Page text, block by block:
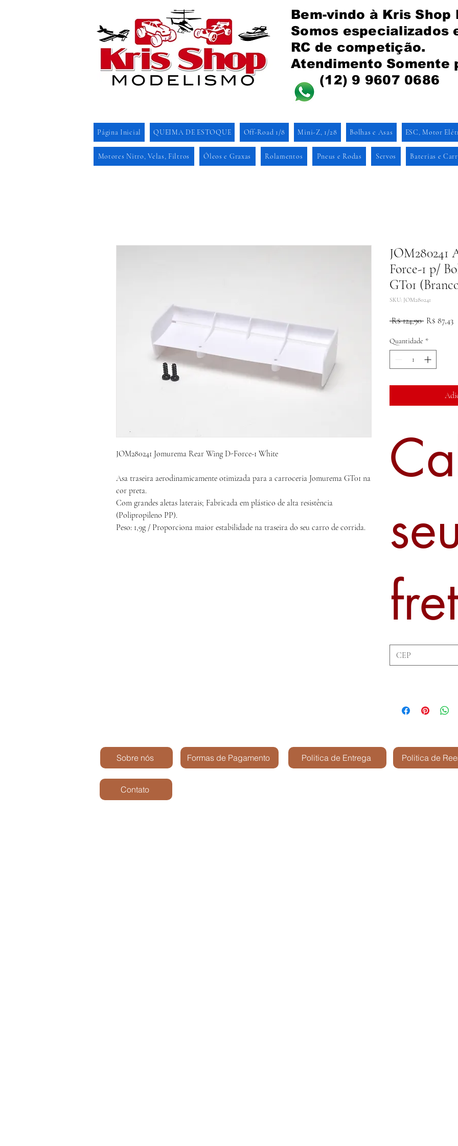
Bem-vindo à Kris Shop
Somos especializados
RC de competição.
Atendimento Somente
(12) 9 9607 0686
Página Inicial QUEIMA DE ESTOQUE Off-Road 1/8 Mini-Z, 1/28 Bolhas e Asas ESC, Motor
Motores Nitro, Velas, Filtros Óleos e Graxas Rolamentos Pneus e Rodas Servos Baterias e
JOM280241 Jomurema Rear Wing D-Force-1 White
Asa traseira aerodinamicamente otimizada para a carroceria Jomurema GT01 na
cor preta.
Com grandes aletas laterais; Fabricada em plástico de alta resistência
(Polipropileno PP).
Peso: 1,9g / Proporciona maior estabilidade na traseira do seu carro de corrida.
JOM280241
Force-1 p/
GT01
SKU: JOM280241
R$ 124,90 Preço
R$ 87,43
Quantidade *
Sobre nós
Contato
Formas de Pagamento Politica de Entrega Politica de